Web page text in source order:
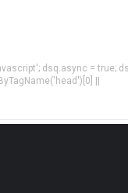
dsq.async = true;
||